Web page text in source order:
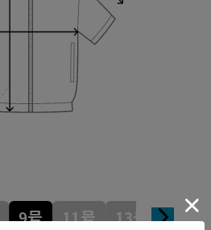
9号 11号 13号